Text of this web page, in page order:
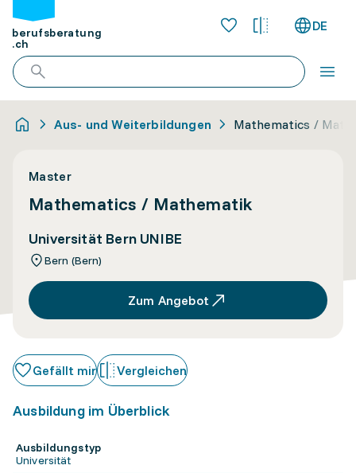
berufsberatung
.ch
DE
Aus- und Weiterbildungen Mathematics /
Master
Mathematics / Mathematik
Universität Bern UNIBE
Bern (Bern)
Zum Angebot
Gefällt mir Vergleichen
Ausbildung im Überblick
Ausbildungstyp
Universität